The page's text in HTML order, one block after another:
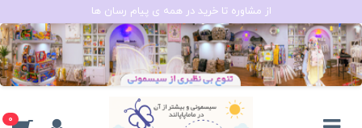
از مشاوره تا خرید در همه ی پیام رسان ها
0